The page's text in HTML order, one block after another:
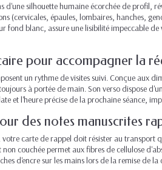
silhouette humaine écorchée de profil,
(cervicales, épaules, lombaires, hanches,
blanc, assure une lisibilité impeccable de
pour accompagner la
un rythme de visites suivi. Conçue aux
à portée de main. Son verso dispose
et l'heure précise de la prochaine séance,
des notes manuscrites
carte de rappel doit résister au transport
couchée permet aux fibres de cellulose
d'encre sur les mains lors de la remise de la